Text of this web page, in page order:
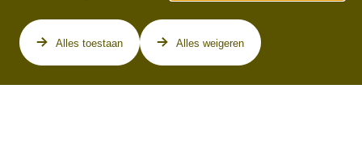
Alles toestaan Alles weigeren